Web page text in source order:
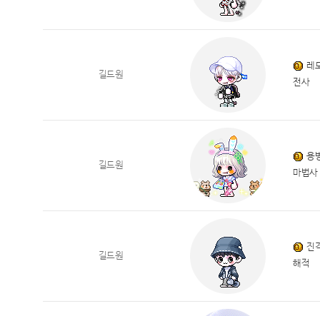
길드원
레
전사
길드원
용
마법사
길드원
진
해적